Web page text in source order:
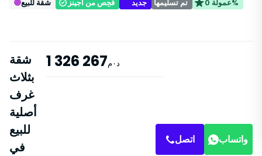
شقة للبيع فُحِص من أجينز جديد تم تسليمها عمولة 0%
شقة
بثلاث
غرف
أصلية
للبيع
في
1 326 267 د٠م
اتصل واتساب